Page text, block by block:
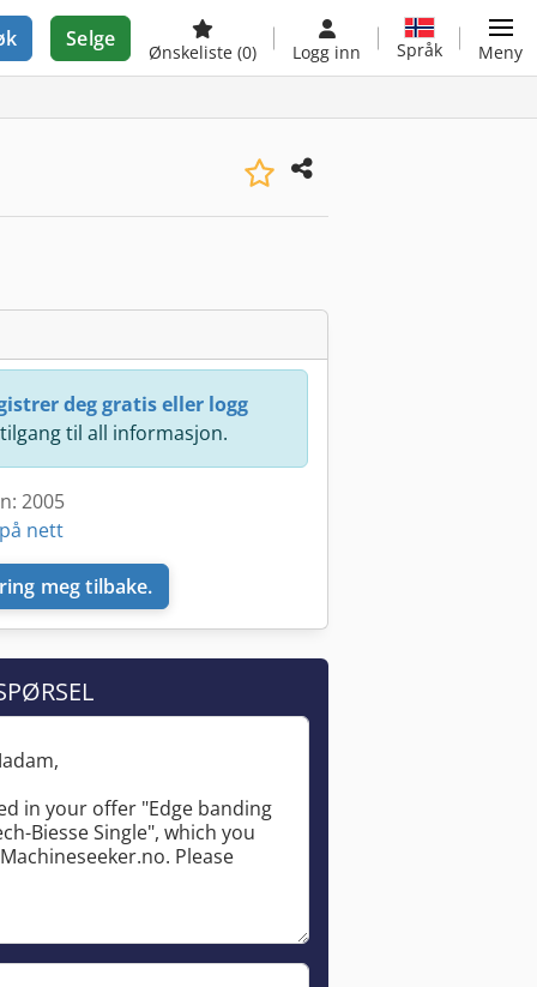
Selge
Ønskeliste (0) Logg inn Språk Meny
deg gratis eller logg
til all informasjon.
2005
nett
meg tilbake.